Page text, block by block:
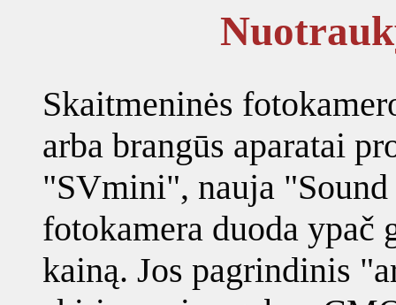
Skaitmeninės
arba brangūs aparatai
"SVmini", nauja
fotokamera duoda ypač
kainą. Jos pagrindinis